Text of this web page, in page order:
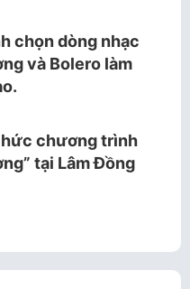
chọn dòng nhạc
và Bolero làm
chương trình
tại Lâm Đồng